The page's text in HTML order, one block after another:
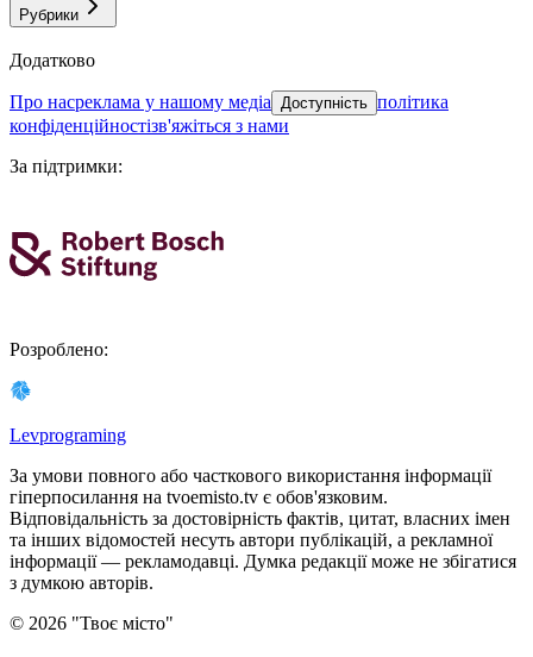
Рубрики
Додатково
про насреклама у нашому медіа Доступність політика
конфіденційностізв'яжіться з нами
За підтримки:
Розроблено:
Levprograming
За умови повного або часткового використання iнформацiї
гіперпосилання на tvoemisto.tv є обов'язковим.
Відповідальність за достовірність фактів, цитат, власних імен
та інших відомостей несуть автори публікацій, а рекламної
інформації — рекламодавці. Думка редакцiї може не збiгатися
з думкою авторiв.
© 2026 "Твоє місто"